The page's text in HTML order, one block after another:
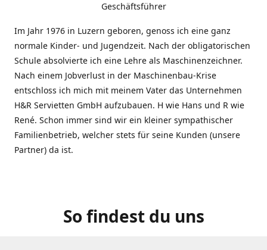
Geschäftsführer
Im Jahr 1976 in Luzern geboren, genoss ich eine ganz
normale Kinder- und Jugendzeit. Nach der obligatorischen
Schule absolvierte ich eine Lehre als Maschinenzeichner.
Nach einem Jobverlust in der Maschinenbau-Krise
entschloss ich mich mit meinem Vater das Unternehmen
H&R Servietten GmbH aufzubauen. H wie Hans und R wie
René. Schon immer sind wir ein kleiner sympathischer
Familienbetrieb, welcher stets für seine Kunden (unsere
Partner) da ist.
So findest du uns